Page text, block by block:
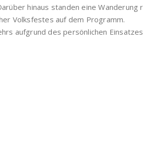
hinaus standen eine Wanderung
Volksfestes auf dem Programm.
aufgrund des persönlichen